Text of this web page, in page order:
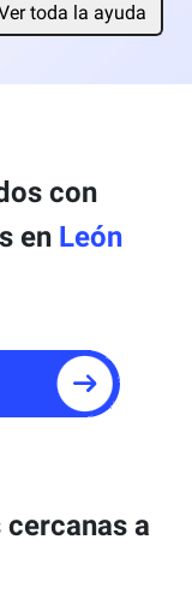
toda la ayuda
con
en León
a